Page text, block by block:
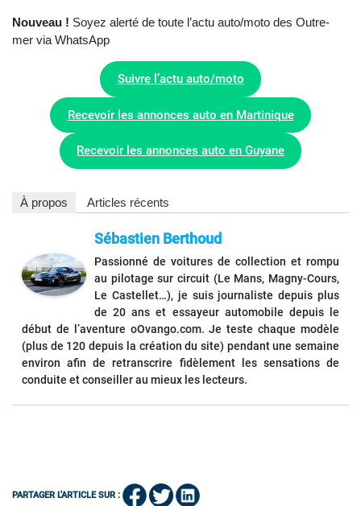
Nouveau ! Soyez alerté de toute l’actu auto/moto des Outre-
mer via WhatsApp
Suivre l’actu auto/moto
Recevoir les annonces auto en Martinique
Recevoir les annonces auto en Guyane
À propos Articles récents
Sébastien Berthoud
Passionné de voitures de collection et rompu
au pilotage sur circuit (Le Mans, Magny-Cours,
Le Castellet…), je suis journaliste depuis plus
de 20 ans et essayeur automobile depuis le
début de l’aventure oOvango.com. Je teste chaque modèle
(plus de 120 depuis la création du site) pendant une semaine
environ afin de retranscrire fidèlement les sensations de
conduite et conseiller au mieux les lecteurs.
PARTAGER L'ARTICLE SUR :